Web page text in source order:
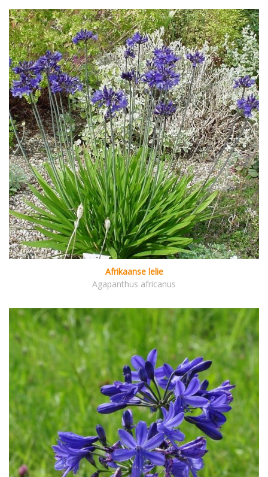
Afrikaanse lelie
Agapanthus africanus